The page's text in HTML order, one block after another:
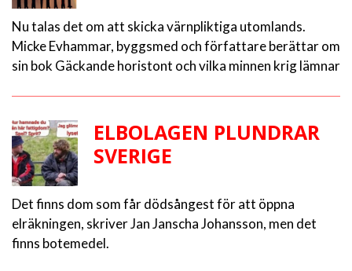
Nu talas det om att skicka värnpliktiga utomlands.
Micke Evhammar, byggsmed och författare berättar om
sin bok Gäckande horistont och vilka minnen krig lämnar
ELBOLAGEN PLUNDRAR
SVERIGE
Det finns dom som får dödsångest för att öppna
elräkningen, skriver Jan Janscha Johansson, men det
finns botemedel.